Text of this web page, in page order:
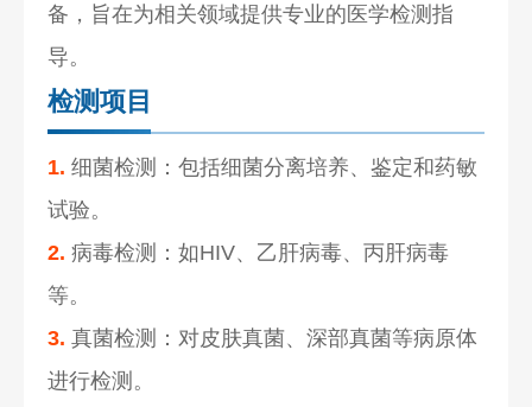
备，旨在为相关领域提供专业的医学检测指
导。
检测项目
1. 细菌检测：包括细菌分离培养、鉴定和药敏
试验。
2. 病毒检测：如HIV、乙肝病毒、丙肝病毒
等。
3. 真菌检测：对皮肤真菌、深部真菌等病原体
进行检测。